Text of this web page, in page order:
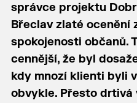
správce projektu
Břeclav zlaté ocenění
spokojenosti občanů.
cennější, že byl
kdy mnozí klienti byli
obvykle. Přesto drtivá